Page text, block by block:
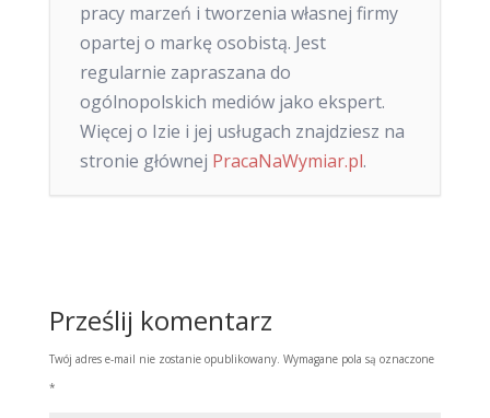
pracy marzeń i tworzenia własnej firmy
opartej o markę osobistą. Jest
regularnie zapraszana do
ogólnopolskich mediów jako ekspert.
Więcej o Izie i jej usługach znajdziesz na
stronie głównej PracaNaWymiar.pl.
Prześlij komentarz
Twój adres e-mail nie zostanie opublikowany. Wymagane pola są oznaczone
*